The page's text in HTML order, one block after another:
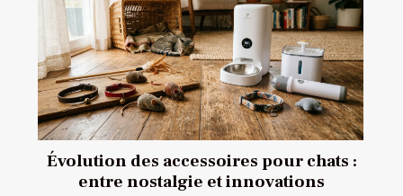
Évolution des accessoires pour chats :
entre nostalgie et innovations